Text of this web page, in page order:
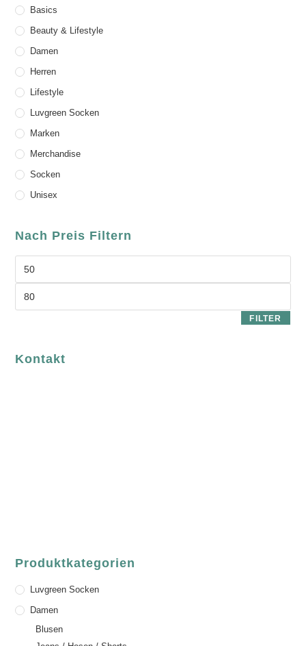
Basics
Beauty & Lifestyle
Damen
Herren
Lifestyle
Luvgreen Socken
Marken
Merchandise
Socken
Unisex
Nach Preis Filtern
FILTER
Kontakt
Produktkategorien
Luvgreen Socken
Damen
Blusen